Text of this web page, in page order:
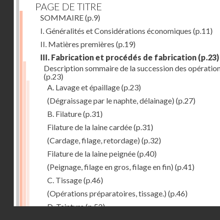
PAGE DE TITRE
SOMMAIRE(p.9)
I. Généralités et Considérations économiques (p.11)
II. Matières premières (p.19)
III. Fabrication et procédés de fabrication (p.23)
Description sommaire de la succession des
(p.23)
A. Lavage et épaillage(p.23)
(Dégraissage par le naphte, délainage) (p.27)
B. Filature(p.31)
Filature de la laine cardée(p.31)
(Cardage, filage, retordage) (p.32)
Filature de la laine peignée(p.40)
(Peignage, filage en gros, filage en fin) (p.41)
C. Tissage(p.46)
(Opérations préparatoires, tissage.) (p.46)
D. Teinture(p.52)